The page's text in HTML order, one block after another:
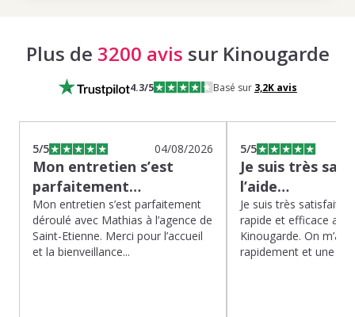
Plus de 3200 avis sur Kinougarde
4.3/5 Basé sur 3,2Kavis
5/5 04/08/2026
Mon entretien s’est
parfaitement…
Mon entretien s’est parfaitement
déroulé avec Mathias à l’agence de
Saint-Etienne. Merci pour l’accueil
et la bienveillance...
5/5
Je suis très
l’aide…
Je suis très satisfaite
rapide et efficace
Kinougarde. On m’a
rapidement et une